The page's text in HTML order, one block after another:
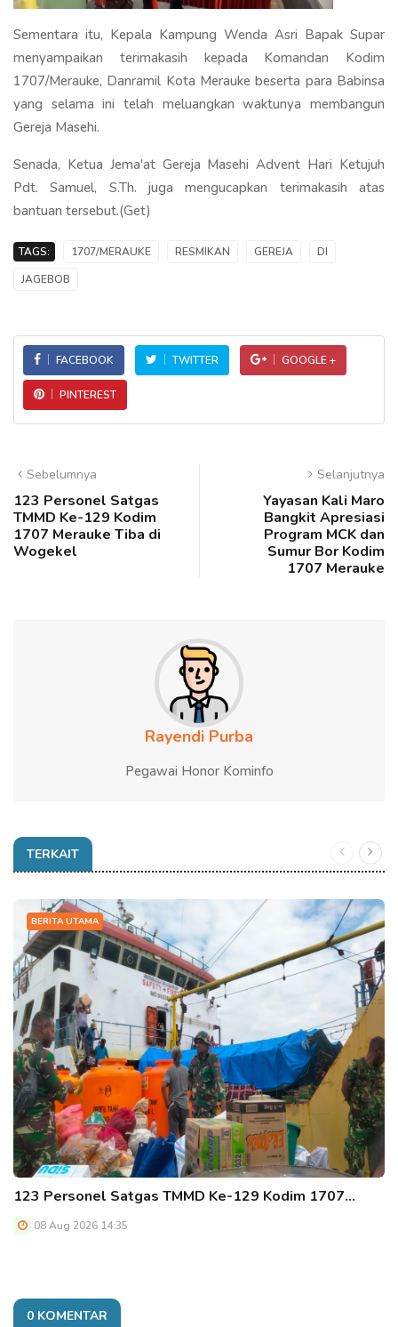
Sementara itu, Kepala Kampung Wenda Asri Bapak Supar
menyampaikan terimakasih kepada Komandan Kodim
1707/Merauke, Danramil Kota Merauke beserta para Babinsa
yang selama ini telah meluangkan waktunya membangun
Gereja Masehi.
Senada, Ketua Jema'at Gereja Masehi Advent Hari Ketujuh
Pdt. Samuel, S.Th. juga mengucapkan terimakasih atas
bantuan tersebut.(Get)
TAGS: 1707/MERAUKE RESMIKAN GEREJA
DI
JAGEBOB
FACEBOOK TWITTER GOOGLE +
PINTEREST
Sebelumnya
123 Personel Satgas
TMMD Ke-129 Kodim
1707 Merauke Tiba di
Wogekel
Selanjutnya
Yayasan Kali Maro
Bangkit Apresiasi
Program MCK dan
Sumur Bor Kodim
1707 Merauke
Rayendi Purba
Pegawai Honor Kominfo
TERKAIT
BERITA UTAMA
123 Personel Satgas TMMD Ke-129 Kodim 1707…
08 Aug 2026 14:35
0 KOMENTAR